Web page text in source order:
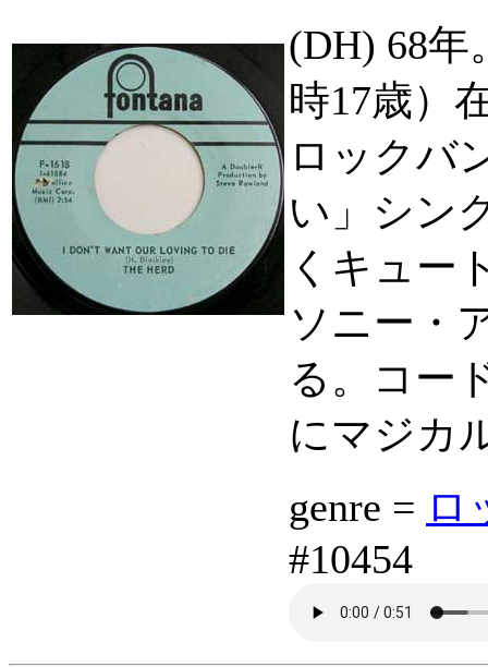
(DH) 68
時17歳）
ロックバ
い」シン
くキュー
ソニー・
る。コー
にマジカ
genre = ロ
#10454